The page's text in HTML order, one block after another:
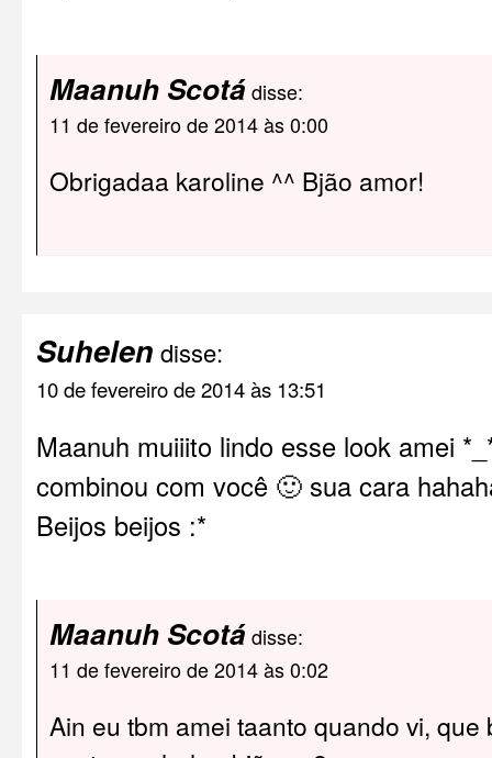
Maanuh Scotádisse:
11 de fevereiro de 2014 às 0:00
Obrigadaa karoline ^^ Bjão amor!
Suhelen disse:
10 de fevereiro de 2014 às 13:51
Maanuh muiiito lindo esse look amei
combinou com você 🙂 sua cara
Beijos beijos :*
Maanuh Scotádisse:
11 de fevereiro de 2014 às 0:02
Ain eu tbm amei taanto quando vi, que